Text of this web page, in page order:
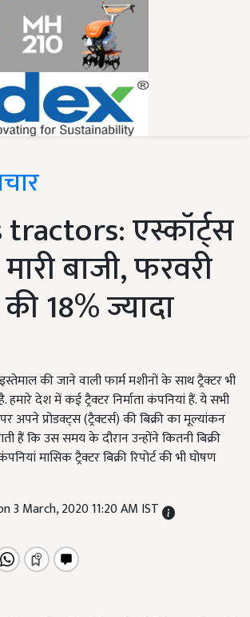
एस्कॉर्ट्स
मारी बाजी, फरवरी
18% ज्यादा
की जाने वाली फार्म मशीनों के साथ ट्रैक्टर भी
हमारे देश में कई ट्रैक्टर निर्माता कंपनियां हैं. ये सभी
प्रोडक्ट्स (ट्रैक्टर्स) की बिक्री का मूल्यांकन
हैं कि उस समय के दौरान उन्होंने कितनी बिक्री
मासिक ट्रैक्टर बिक्री रिपोर्ट की भी घोषण
3 March, 2020 11:20 AM IST